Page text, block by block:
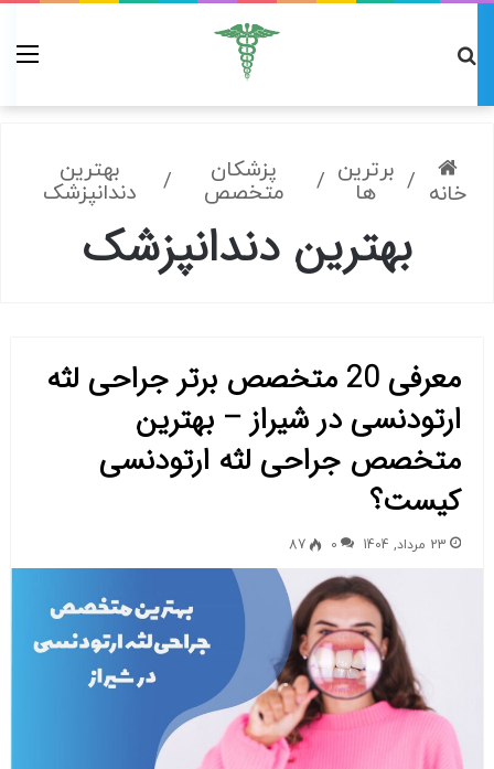
خانه / برترین
ها / پزشکان
متخصص / بهترین
دندانپزشک
بهترین دندانپزشک
معرفی 20 متخصص برتر جراحی لثه
ارتودنسی در شیراز – بهترین
متخصص جراحی لثه ارتودنسی
کیست؟
23 مرداد, 1404 0
87